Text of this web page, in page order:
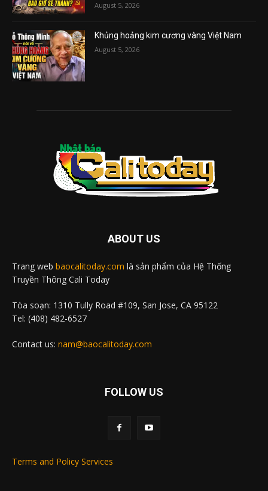
August 5, 2026
Khủng hoảng kim cương vàng Việt Nam
August 5, 2026
ABOUT US
Trang web baocalitoday.com là sản phẩm của Hệ Thống
Truyền Thông Cali Today
Tòa soạn: 1310 Tully Road #109, San Jose, CA 95122
Tel: (408) 482-6527
Contact us: nam@baocalitoday.com
FOLLOW US
Terms and Policy Services